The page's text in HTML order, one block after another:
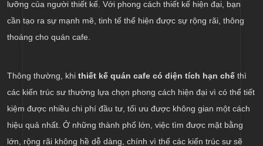
lưỡng của người thiết kế. Với phong cách thiết kế hiện đại, bạn
cần tạo ra sự mạnh mẽ, tinh tế thể hiện được sự rộng rãi, thông
thoáng cho quán cafe.
Thông thường, khi thiết kế quán cafe có diện tích hạn chế thì
các kiến trúc sư thường lựa chọn phong cách hiện đại vì có thể tiết
kiệm được nhiều chi phí đầu tư, tối ưu được không gian một cách
hiệu quả nhất. Ở những thành phố lớn, việc tìm được mặt bằng
lớn, rộng rãi không hề dễ dàng, chính vì thế các kiến trúc sư sẽ